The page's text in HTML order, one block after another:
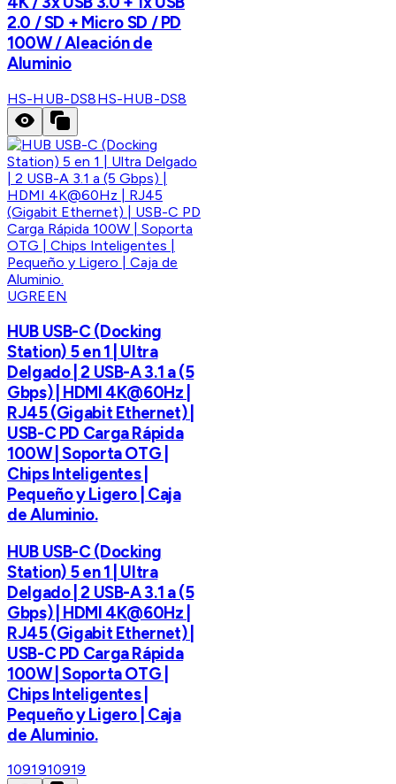
2.0 / SD + Micro SD / PD
100W / Aleación de
Aluminio
HS-HUB-DS8HS-HUB-DS8
UGREEN
HUB USB-C (Docking
Station) 5 en 1 | Ultra
Delgado | 2 USB-A 3.1 a (5
Gbps) | HDMI 4K@60Hz |
RJ45 (Gigabit Ethernet) |
USB-C PD Carga Rápida
100W | Soporta OTG |
Chips Inteligentes |
Pequeño y Ligero | Caja
de Aluminio.
HUB USB-C (Docking
Station) 5 en 1 | Ultra
Delgado | 2 USB-A 3.1 a (5
Gbps) | HDMI 4K@60Hz |
RJ45 (Gigabit Ethernet) |
USB-C PD Carga Rápida
100W | Soporta OTG |
Chips Inteligentes |
Pequeño y Ligero | Caja
de Aluminio.
1091910919